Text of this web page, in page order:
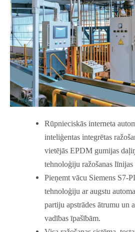
Rūpnieciskās interneta
inteliģentas integrētas
vietējās EPDM gumijas
tehnoloģiju ražošanas līnijas
Pieņemt vācu Siemens S7-
tehnoloģiju ar augstu
partiju apstrādes ātrumu un
vadības īpašībām.